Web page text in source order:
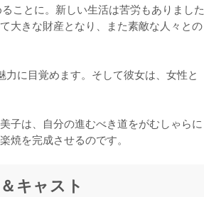
ことに。新しい生活は苦労もありました
大きな財産となり、また素敵な人々との
に目覚めます。そして彼女は、女性と
子は、自分の進むべき道をがむしゃらに
を完成させるのです。
キャスト